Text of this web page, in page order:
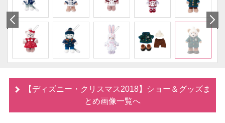
【ディズニー・クリスマス2018】ショー＆グッズま
とめ画像一覧へ